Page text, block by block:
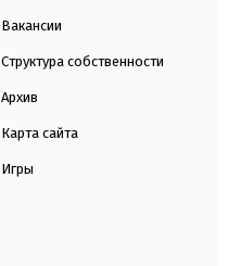
Вакансии
Структура собственности
Архив
Карта сайта
Игры